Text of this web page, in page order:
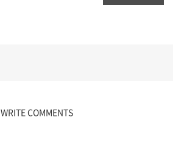
WRITE COMMENTS